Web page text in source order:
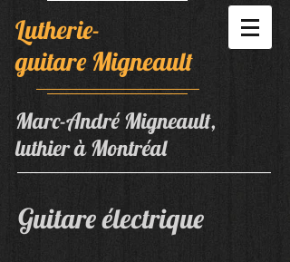
Lutherie-
guitare Migneault
Marc-André Migneault,
luthier à Montréal
Guitare électrique